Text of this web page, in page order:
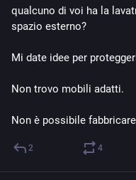
qualcuno di voi ha la
spazio esterno?
Mi date idee per
Non trovo mobili adatti.
Non è possibile fabbricare
2 4